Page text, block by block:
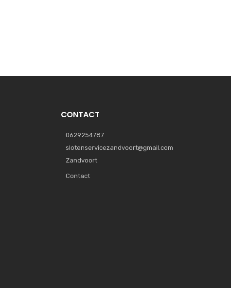
CONTACT
0629254787
slotenservicezandvoort@gmail.com
Zandvoort
Contact